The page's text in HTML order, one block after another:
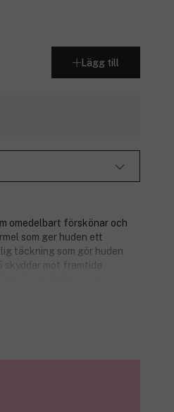
Lägg till
omedelbart förskönar och
som ger huden ett
täckning som gör huden
skyddar mot framtida